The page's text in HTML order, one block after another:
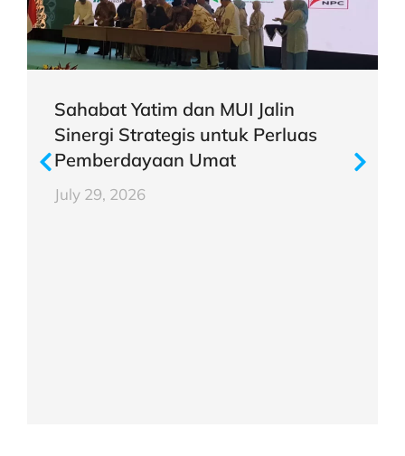
Sahabat Yatim dan MUI Jalin
Sinergi Strategis untuk Perluas
Pemberdayaan Umat
July 29, 2026